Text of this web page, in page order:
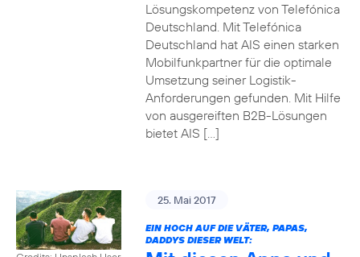
Lösungskompetenz von Telefónica
Deutschland. Mit Telefónica
Deutschland hat AIS einen starken
Mobilfunkpartner für die optimale
Umsetzung seiner Logistik-
Anforderungen gefunden. Mit Hilfe
von ausgereiften B2B-Lösungen
bietet AIS […]
25. Mai 2017
EIN HOCH AUF DIE VÄTER, PAPAS,
DADDYS DIESER WELT: